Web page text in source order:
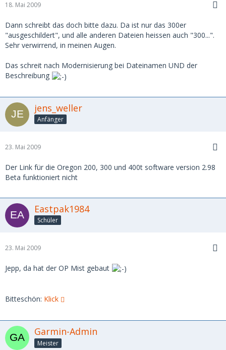
18. Mai 2009
Dann schreibt das doch bitte dazu. Da ist nur das 300er
"ausgeschildert", und alle anderen Dateien heissen auch "300...".
Sehr verwirrend, in meinen Augen.
Das schreit nach Modernisierung bei Dateinamen UND der
Beschreibung
jens_weller
Anfänger
23. Mai 2009
Der Link für die Oregon 200, 300 und 400t software version 2.98
Beta funktioniert nicht
Eastpak1984
Schüler
23. Mai 2009
Jepp, da hat der OP Mist gebaut
Bitteschön: Klick
Garmin-Admin
Meister